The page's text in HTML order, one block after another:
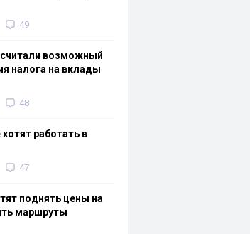
49
возможный
налога на вклады
48
работать в
47
поднять цены на
маршруты